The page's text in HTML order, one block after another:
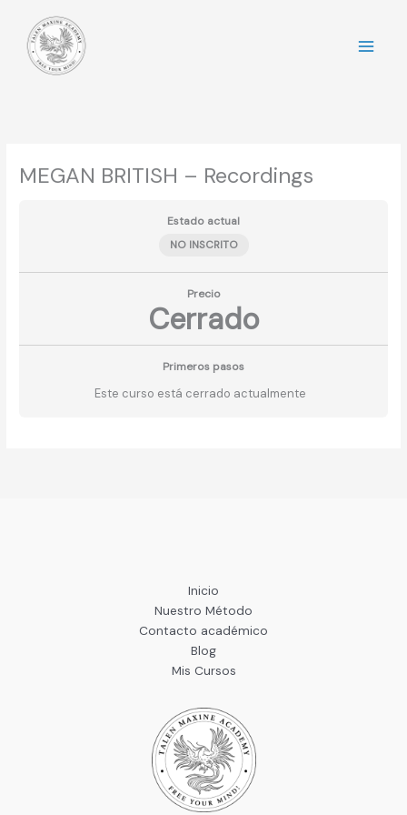
contenido
MEGAN BRITISH – Recordings
Estado actual
NO INSCRITO
Precio
Cerrado
Primeros pasos
Este curso está cerrado actualmente
Inicio
Nuestro Método
Contacto académico
Blog
Mis Cursos